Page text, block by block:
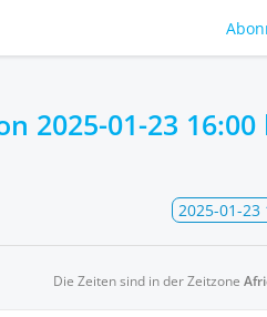
2025-01-23 16:00
2025-01-23
Die Zeiten sind in der Zeitzone